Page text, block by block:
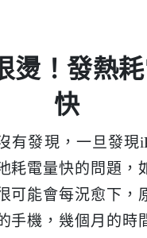
燙！發熱
快
有發現，一旦發現
耗電量快的問題，
可能會每況愈下，
手機，幾個月的時